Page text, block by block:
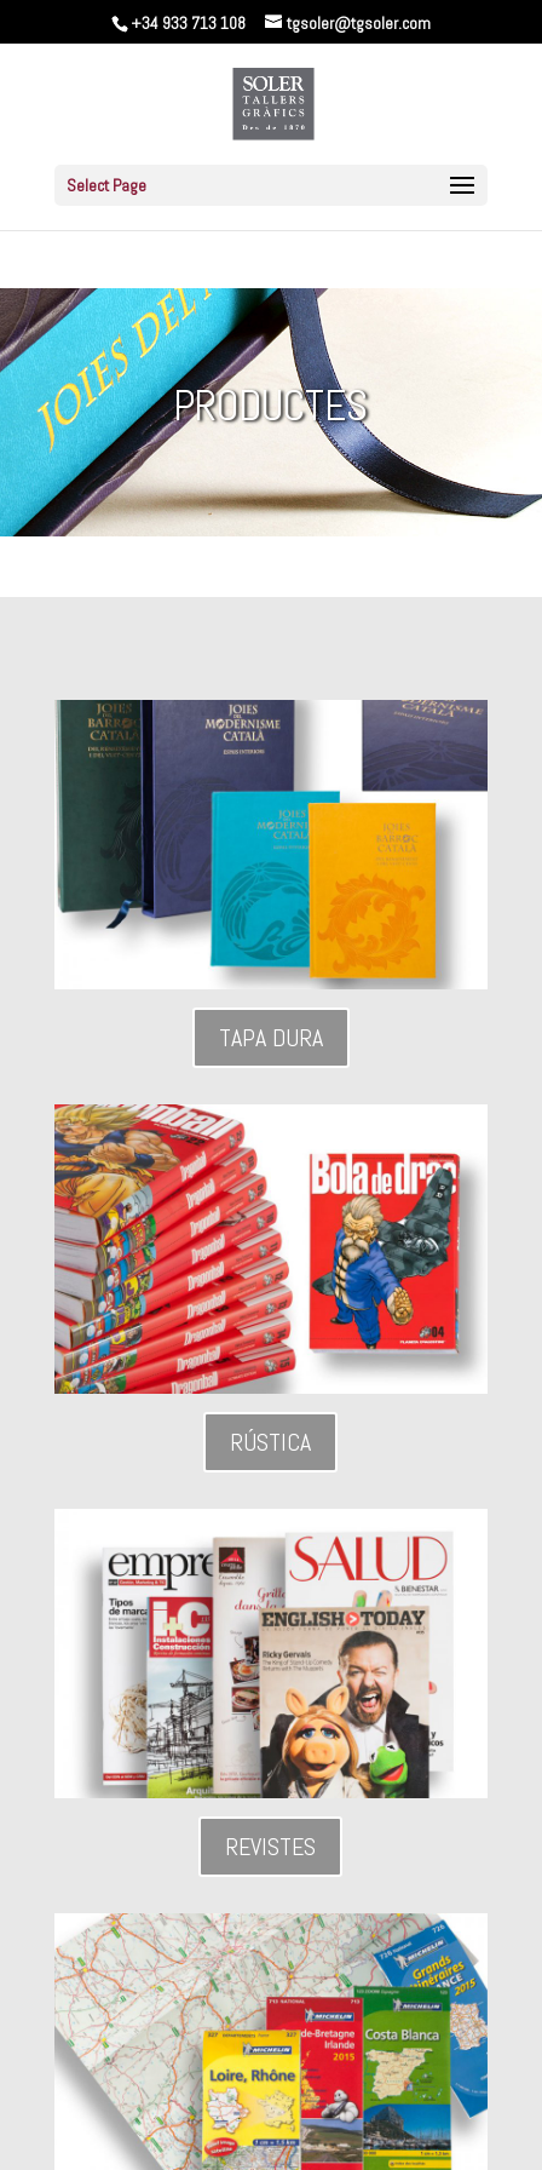
+34 933 713 108 tgsoler@tgsoler.com
Select Page
PRODUCTES
TAPA DURA
RÚSTICA
REVISTES